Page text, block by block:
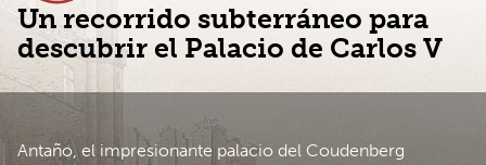
Un recorrido subterráneo para
descubrir el Palacio de Carlos V
Antaño, el impresionante palacio del Coudenberg